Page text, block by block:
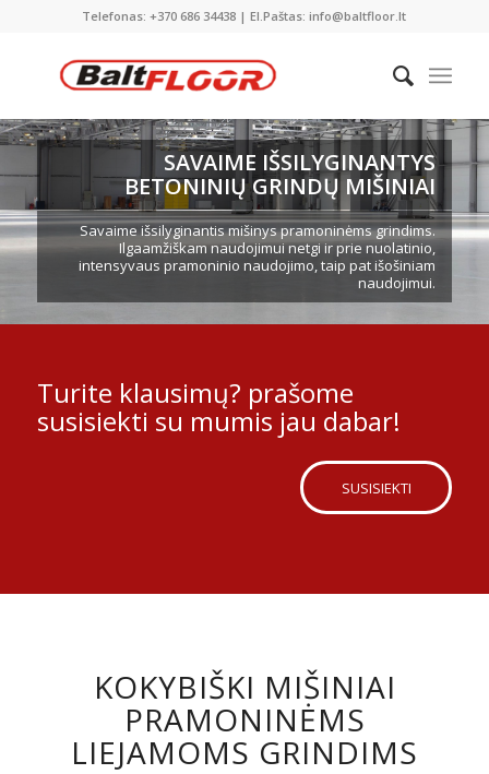
Telefonas: +370 686 34438 | El.Paštas: info@baltfloor.lt
SAVAIME IŠSILYGINANTYS
BETONINIŲ GRINDŲ MIŠINIAI
Savaime išsilyginantis mišinys pramoninėms grindims.
Ilgaamžiškam naudojimui netgi ir prie nuolatinio,
intensyvaus pramoninio naudojimo, taip pat išošiniam
naudojimui.
Turite klausimų? prašome
susisiekti su mumis jau dabar!
SUSISIEKTI
KOKYBIŠKI MIŠINIAI
PRAMONINĖMS
LIEJAMOMS GRINDIMS